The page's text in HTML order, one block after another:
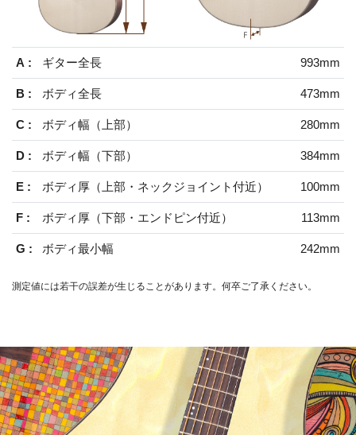
A : ギター全長 993mm
B : ボディ全長 473mm
C : ボディ幅（上部） 280mm
D : ボディ幅（下部） 384mm
E : ボディ厚（上部・ネックジョイント付近） 100mm
F : ボディ厚（下部・エンドピン付近） 113mm
G : ボディ最小幅 242mm
測定値には若干の誤差が生じることがあります。何卒ご了承ください。